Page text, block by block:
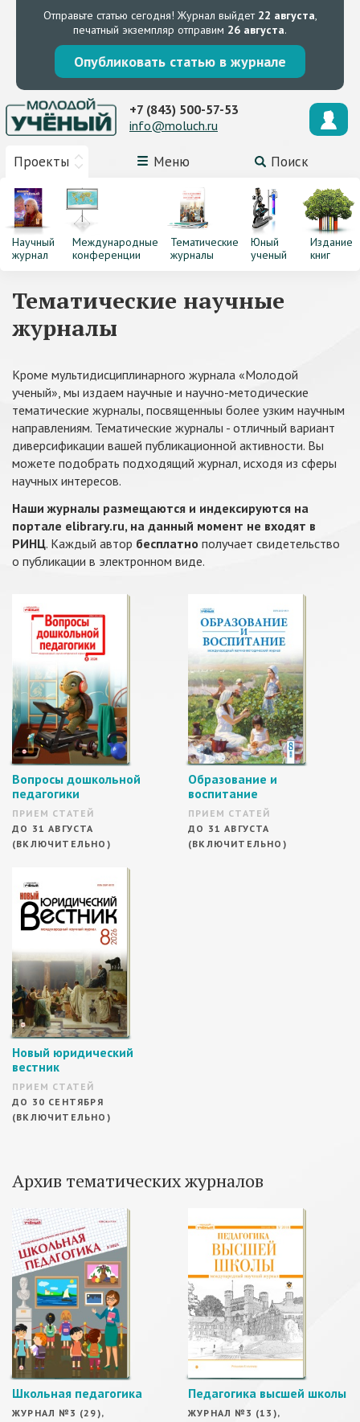
Отправьте статью сегодня! Журнал выйдет 22 августа,
печатный экземпляр отправим 26 августа.
Опубликовать статью в журнале
Проекты Меню Поиск
+7 (843) 500-57-53
info@moluch.ru
Научный
журнал
Международные
конференции
Тематические
журналы
Юный
ученый
Издание
книг
Тематические научные
журналы
Кроме мультидисциплинарного журнала «Молодой
ученый», мы издаем научные и научно-методические
тематические журналы, посвященныы более узким научным
направлениям. Тематические журналы - отличный вариант
диверсификации вашей публикационной активности. Вы
можете подобрать подходящий журнал, исходя из сферы
научных интересов.
Наши журналы размещаются и индексируются на
портале elibrary.ru, на данный момент не входят в
РИНЦ. Каждый автор бесплатно получает свидетельство
о публикации в электронном виде.
Вопросы дошкольной
педагогики
ПРИЕМ СТАТЕЙ
ДО 31 АВГУСТА
(ВКЛЮЧИТЕЛЬНО)
Образование и
воспитание
ПРИЕМ СТАТЕЙ
ДО 31 АВГУСТА
(ВКЛЮЧИТЕЛЬНО)
Новый юридический
вестник
ПРИЕМ СТАТЕЙ
ДО 30 СЕНТЯБРЯ
(ВКЛЮЧИТЕЛЬНО)
Архив тематических журналов
Школьная педагогика
ЖУРНАЛ №3 (29),
Педагогика высшей школы
ЖУРНАЛ №3 (13),